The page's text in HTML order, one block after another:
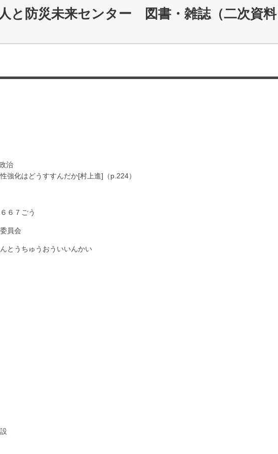
と防災未来センター 図書・雑誌（二次資
治
強化はどうすすんだか[村上進]（p.224）
６７ごう
員会
とうちゅうおういいんかい